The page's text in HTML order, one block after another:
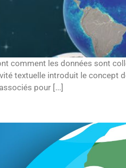
comment les données sont
textuelle introduit le concept
pour [...]